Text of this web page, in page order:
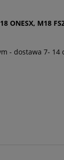
ONESX, M18
- dostawa 7- 14